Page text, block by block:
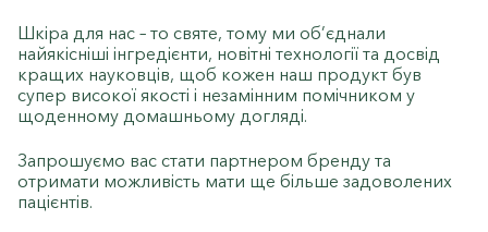
Шкіра для нас – то святе, тому ми об’єднали
найякісніші інгредієнти, новітні технології та досвід
кращих науковців, щоб кожен наш продукт був
супер високої якості і незамінним помічником у
щоденному домашньому догляді.
Запрошуємо вас стати партнером бренду та
отримати можливість мати ще більше задоволених
пацієнтів.